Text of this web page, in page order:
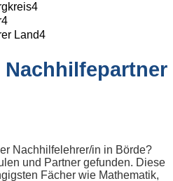
4
4
Land4
Nachhilfelehrer/in in Börde?
und Partner gefunden. Diese
Fächer wie Mathematik,